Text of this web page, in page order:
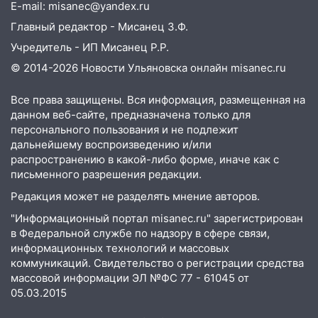
15:59 Ульяновец отдал более 14
миллионов рублей за криминальное
покровительство
летнего мопедиста
15:00 В Ульяновске после тройного ДТП
госпитализировали 25-летнего байкера
14:32 На Ульяновскую область
надвигается жара
14:08
Пешеход переходил по «зебре»:
подробности серьезной аварии на
Фруктовой
13:30 В Димитровграде на улице
Трудовой горело здание
E-mail: misanec@yandex.ru
Главный редактор - Мисанец З.Ф.
Учредитель - ИП Мисанец Р.Р.
© 2014-2026 Новости Ульяновска онлайн misanec.ru
Все права защищены. Вся информация, размещенная на
данном веб-сайте, предназначена только для
персонального пользования и не подлежит
дальнейшему воспроизведению и/или
распространению в какой-либо форме, иначе как с
письменного разрешения редакции.
Редакция может не разделять мнение авторов.
"Информационный портал misanec.ru" зарегистрирован
в Федеральной службе по надзору в сфере связи,
информационных технологий и массовых
коммуникаций. Свидетельство о регистрации средства
массовой информации ЭЛ №ФС 77 - 61045 от
05.03.2015